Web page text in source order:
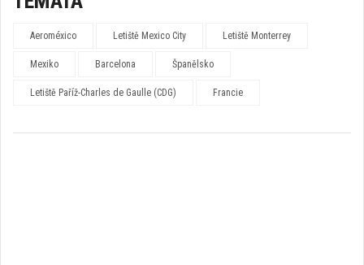
Aeroméxico Letiště Mexico City Letiště Monterrey
Mexiko Barcelona Španělsko
Letiště Paříž-Charles de Gaulle (CDG) Francie